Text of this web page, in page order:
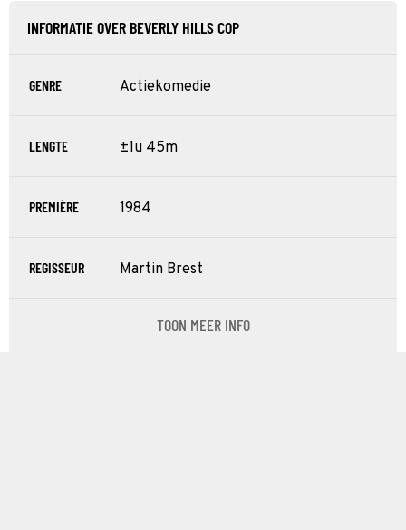
INFORMATIE OVER BEVERLY HILLS COP
GENRE Actiekomedie
LENGTE ±1u 45m
PREMIÈRE 1984
REGISSEUR Martin Brest
TOON MEER INFO